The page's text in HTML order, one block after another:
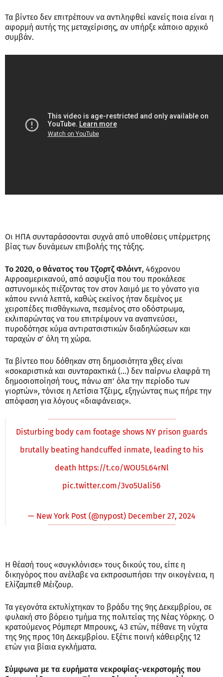
Τα βίντεο δεν επιτρέπουν να αντιληφθεί κανείς ποια είναι η
αφορμή αυτής της μεταχείρισης, αν υπήρξε κάποιο αρχικό
συμβάν.
Οι ΗΠΑ συνταράσσονται συχνά από υποθέσεις υπέρμετρης
βίας των δυνάμεων επιβολής της τάξης.
Το 2020, ο θάνατος του Τζορτζ Φλόιντ, 46χρονου
Αφροαμερικανού, από ασφυξία που του προκάλεσε
αστυνομικός πιέζοντας τον στον λαιμό με το γόνατο για
κάπου εννιά λεπτά, καθώς εκείνος ήταν δεμένος με
χειροπέδες πισθάγκωνα, πεσμένος στο οδόστρωμα,
εκλιπαρώντας να του επιτρέψουν να αναπνεύσει,
πυροδότησε κύμα αντιρατσιστικών διαδηλώσεων και
ταραχών σ’ όλη τη χώρα.
Τα βίντεο που δόθηκαν στη δημοσιότητα χθες είναι
«σοκαριστικά και συνταρακτικά (...) δεν παίρνω ελαφρά τη
δημοσιοποίησή τους, πάνω απ’ όλα την περίοδο των
γιορτών», τόνισε η Λετίσια Τζέιμς, εξηγώντας πως πήρε την
απόφαση για λόγους «διαφάνειας».
Disturbing body cam footage shows NY prison guards
brutally beating handcuffed inmate, leading to his
death https://t.co/WOU5L64rNl
pic.twitter.com/3vo5Uali56
— New York Post (@nypost) December 27, 2024
Η θέασή τους «συγκλόνισε» τους δικούς του, είπε η
δικηγόρος που ανέλαβε να εκπροσωπήσει την οικογένεια, η
Ελίζαμπεθ Μέιζουρ.
Τα γεγονότα εκτυλίχτηκαν το βράδυ της 9ης Δεκεμβρίου, σε
φυλακή στο βόρειο τμήμα της πολιτείας της Νέας Υόρκης. Ο
κρατούμενος Ρόμπερτ Μπρουκς, 43 ετών, πέθανε τη νύχτα
της 9ης προς 10η Δεκεμβρίου. Εξέτιε ποινή κάθειρξης 12
ετών για βίαια εγκλήματα.
Σύμφωνα με τα ευρήματα νεκροψίας-νεκροτομής που